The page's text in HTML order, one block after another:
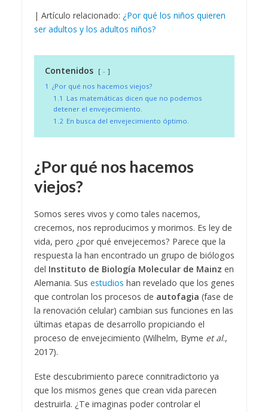
| Artículo relacionado: ¿Por qué los niños quieren
ser adultos y los adultos niños?
Contenidos
-
1 ¿Por qué nos hacemos viejos?
1.1 Las matemáticas dicen que no podemos
detener el envejecimiento.
1.2 En busca del envejecimiento óptimo.
¿Por qué nos hacemos
viejos?
Somos seres vivos y como tales nacemos,
crecemos, nos reproducimos y morimos. Es ley de
vida, pero ¿por qué envejecemos? Parece que la
respuesta la han encontrado un grupo de biólogos
del Instituto de Biología Molecular de Mainz en
Alemania. Sus estudios han revelado que los genes
que controlan los procesos de autofagia (fase de
la renovación celular) cambian sus funciones en las
últimas etapas de desarrollo propiciando el
proceso de envejecimiento (Wilhelm, Byme et al.,
2017).
Este descubrimiento parece connitradictorio ya
que los mismos genes que crean vida parecen
destruirla. ¿Te imaginas poder controlar el